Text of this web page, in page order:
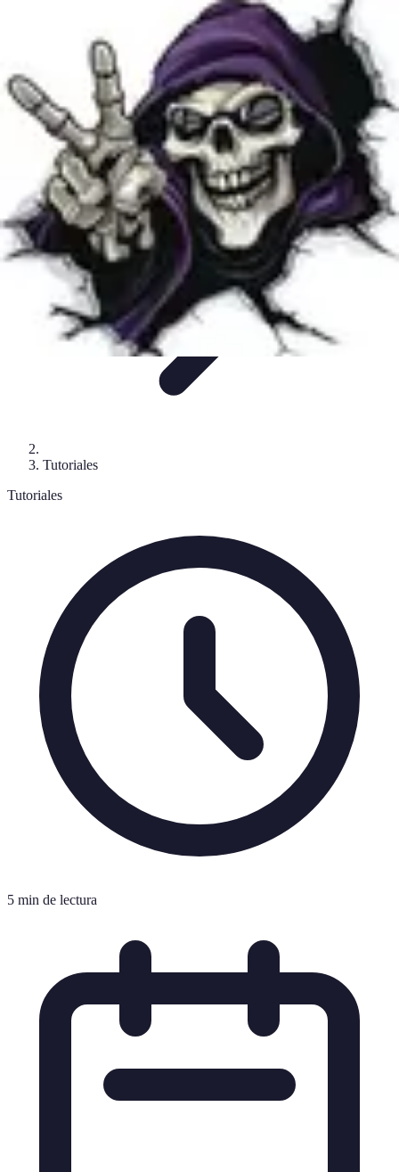
Tendencias ComparativosDisfraces Clásicos
Disfraces Halloween
Tutoriales
Tutoriales
5 min de lectura